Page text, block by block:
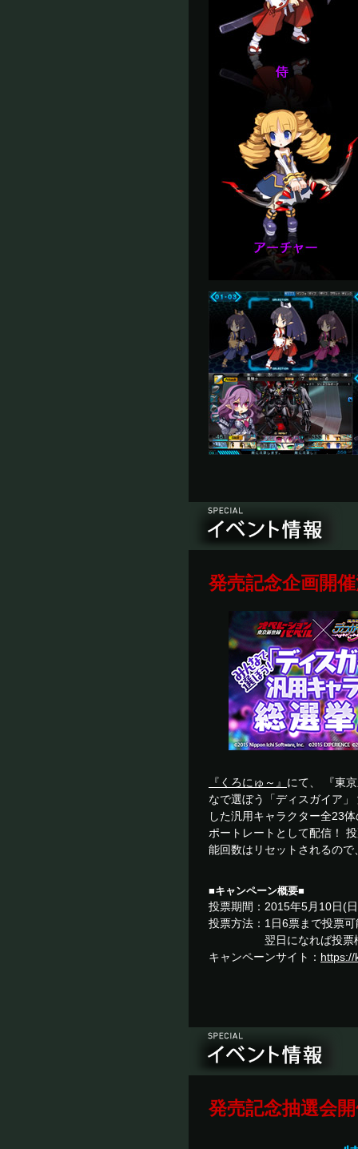
発売記念企画開
『くろにゅ～』 にて、 『東
なで選ぼう「ディスガイア
した汎用キャラクター全23
ポートレートとして配信！
能回数はリセットされるの
■キャンペーン概要■
投票期間：2015年5月10日(
投票方法：1日6票まで投票
翌日になれば投票権が
キャンペーンサイト： https://
発売記念抽選会